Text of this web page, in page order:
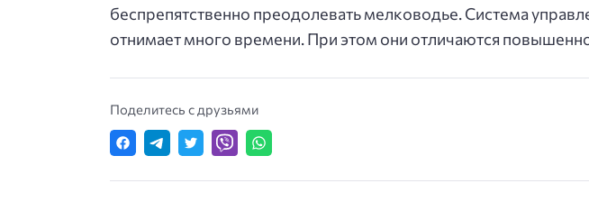
беспрепятственно преодолевать мелководье. Система
отнимает много времени. При этом они отличаются
Поделитесь с друзьями